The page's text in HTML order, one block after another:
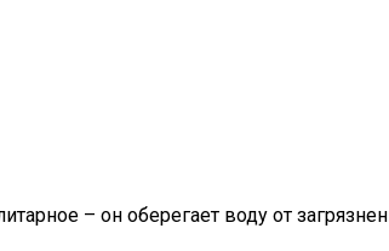
– он оберегает воду от